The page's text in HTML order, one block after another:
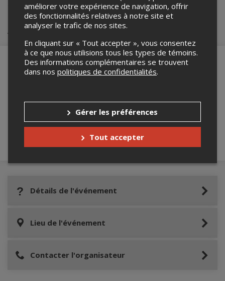
info@odysseedesbatisseurs.com.
Achat de billets
Détails de l'événement
Lieu de l'événement
Contacter l'organisateur
améliorer votre expérience de navigation, offrir
des fonctionnalités relatives à notre site et
analyser le trafic de nos sites.
En cliquant sur « Tout accepter », vous consentez
à ce que nous utilisions tous les types de témoins.
Des informations complémentaires se trouvent
dans nos politiques de confidentialités.
Gérer les préférences
Tout accepter